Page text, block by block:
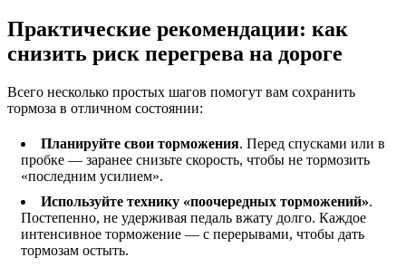
Практические рекомендации: как
снизить риск перегрева на дороге
Всего несколько простых шагов помогут вам сохранить
тормоза в отличном состоянии:
Планируйте свои торможения. Перед спусками или в
пробке — заранее снизьте скорость, чтобы не тормозить
«последним усилием».
Используйте технику «поочередных торможений».
Постепенно, не удерживая педаль вжату долго. Каждое
интенсивное торможение — с перерывами, чтобы дать
тормозам остыть.